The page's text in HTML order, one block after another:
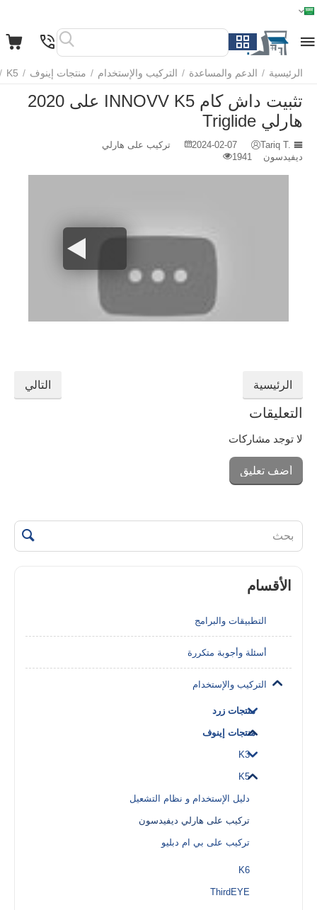
الرئيسية / الدعم والمساعدة / التركيب والإستخدام / منتجات إينوف /
K5
/
تثبيت داش كام INNOVV K5 على 2020
هارلي Triglide
2024-02-07 Tariq T.
تركيب على هارلي
ديفيدسون
1941
الرئيسية التالي
التعليقات
لا توجد مشاركات
أضف تعليق
الأقسام
التطبيقات والبرامج
أسئلة وأجوبة متكررة
التركيب والإستخدام
منتجات زرد
منتجات إينوف
K3
K5
دليل الإستخدام و نظام التشعيل
تركيب على هارلي ديفيدسون
تركيب على بي ام دبليو
K6
ThirdEYE
الرئيسية القائمة بحث السلة قائمة المفضلة